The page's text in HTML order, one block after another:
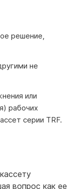
решение,
не
или
рабочих
серии TRF.
вопрос как ее